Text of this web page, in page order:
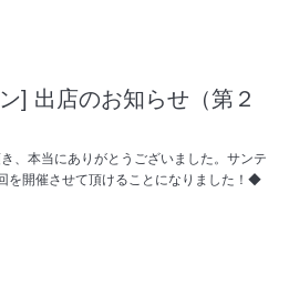
] 出店のお知らせ（第２
、本当にありがとうございました。サンテ
を開催させて頂けることになりました！◆